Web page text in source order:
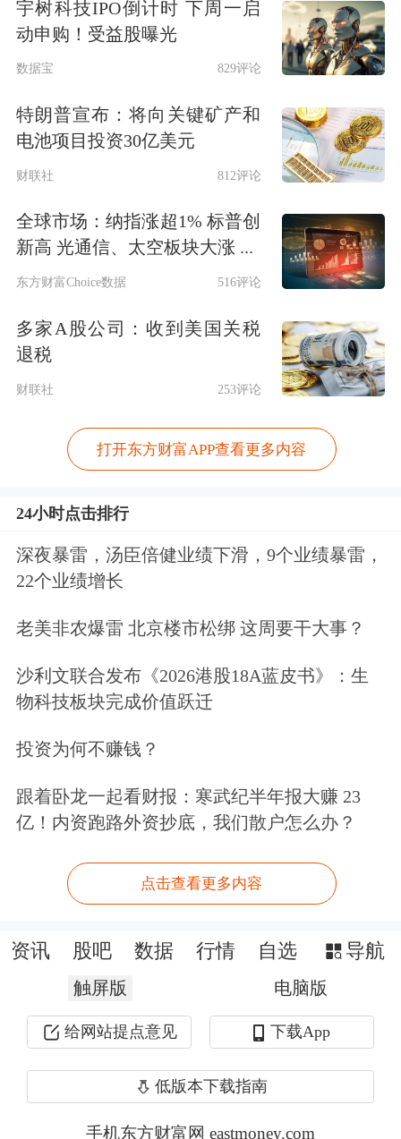
信用卡透支利息通常产生于两种场景，
一是透支消费后未按时全额还款，二是
透支取现。
在政策层面，监管部门正放开对信用卡
革。早在2020年出台的《中国人民银行
关于推进信用卡透支利率市场化改革的
卡透支利率由发卡机构与持卡人自主协
商确定，取消信用卡透支利率上限和下
8月29日，中国人民银行决定对《中国
人民银行关于信用卡业务有关事项的通
求意见，包括删除“对信用卡透支利率
率万分之五的0.7倍”的表述。
招联首席研究员、上海金融与发展实验
行在信用卡产品的定价上可以更加灵
能实现对不同客户的差异化。这为加快
件。
化定价，但目前银行业的整体调整节奏
宇树科技IPO倒计时 下周一启
动申购！受益股曝光
数据宝 829评论
特朗普宣布：将向关键矿产和
电池项目投资30亿美元
财联社 812评论
全球市场：纳指涨超1% 标普创
新高 光通信、太空板块大涨 ...
东方财富Choice数据 516评论
多家A股公司：收到美国关税
退税
财联社 253评论
打开东方财富APP查看更多内容
24小时点击排行
深夜暴雷，汤臣倍健业绩下滑，9个业绩暴雷，
22个业绩增长
老美非农爆雷 北京楼市松绑 这周要干大事？
沙利文联合发布《2026港股18A蓝皮书》：生
物科技板块完成价值跃迁
投资为何不赚钱？
跟着卧龙一起看财报：寒武纪半年报大赚 23
亿！内资跑路外资抄底，我们散户怎么办？
点击查看更多内容
资讯 股吧 数据 行情 自选 导航
触屏版 电脑版
给网站提点意见 下载App
低版本下载指南
手机东方财富网 eastmoney.com